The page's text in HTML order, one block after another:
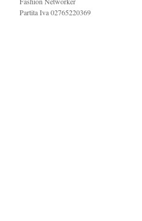
Partita Iva 02765220369